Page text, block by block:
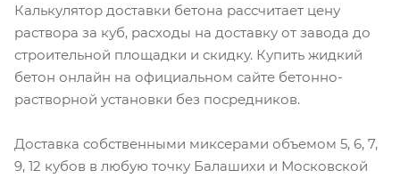
Калькулятор доставки бетона рассчитает цену
раствора за куб, расходы на доставку от завода до
строительной площадки и скидку. Купить жидкий
бетон онлайн на официальном сайте бетонно-
растворной установки без посредников.
Доставка собственными миксерами объемом 5, 6, 7,
9, 12 кубов в любую точку Балашихи и Московской